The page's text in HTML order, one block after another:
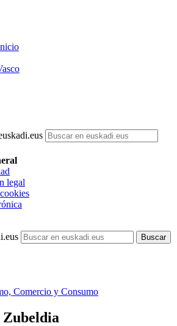
legal
Comercio y Consumo